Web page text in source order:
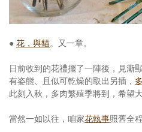
● 花，與貓。又一章。
日前收到的花禮擺了一陣後，見漸
有姿態、且似可乾燥的取出另插，
此刻入秋，多肉繁殖季將到，希望
當然一如以往，咱家花執事照舊全